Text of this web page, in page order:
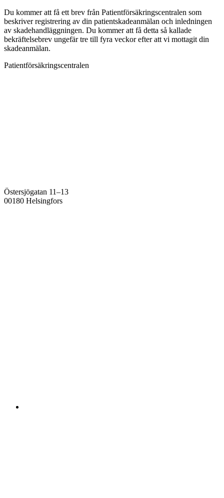
Du kommer att få ett brev från Patientförsäkringscentralen som
beskriver registrering av din patientskadeanmälan och inledningen
av skadehandläggningen. Du kommer att få detta så kallade
bekräftelsebrev ungefär tre till fyra veckor efter att vi mottagit din
skadeanmälan.
Patientförsäkringscentralen
Östersjögatan 11–13
00180 Helsingfors